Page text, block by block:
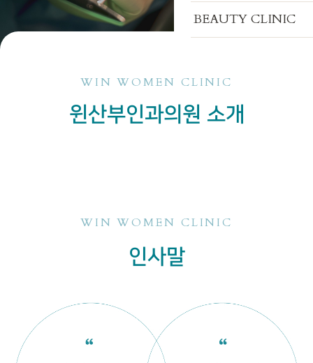
BEAUTY CLINIC
WIN WOMEN CLINIC
윈산부인과의원 소개
WIN WOMEN CLINIC
인사말